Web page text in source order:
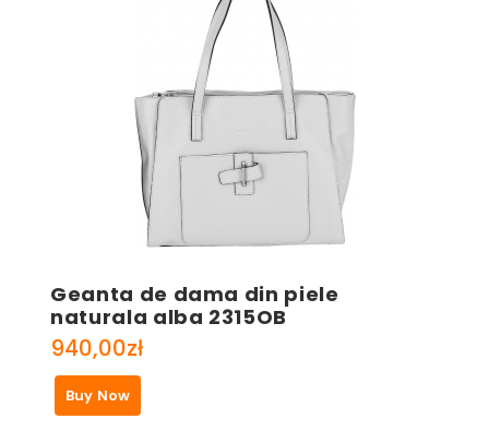
Geanta de dama din piele
naturala alba 2315OB
940,00zł
Buy Now